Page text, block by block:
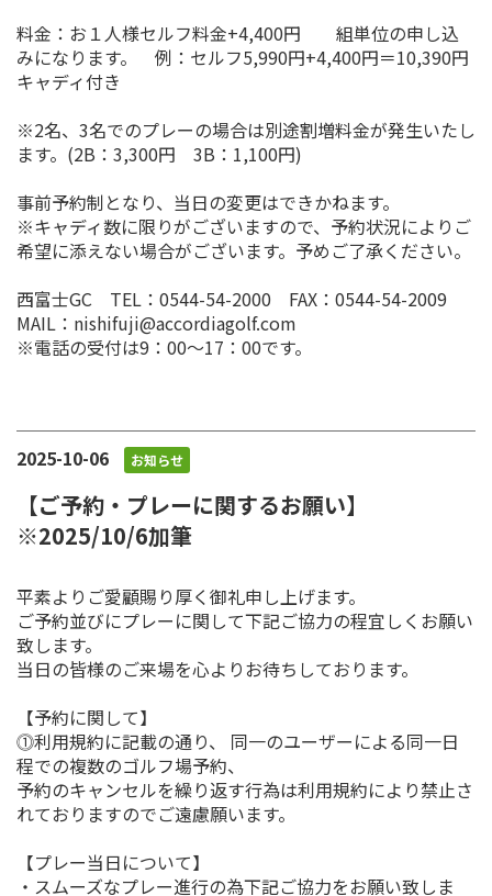
料金：お１人様セルフ料金+4,400円 組単位の申し込
みになります。 例：セルフ5,990円+4,400円＝10,390円
キャディ付き
※2名、3名でのプレーの場合は別途割増料金が発生いたし
ます。(2B：3,300円 3B：1,100円)
事前予約制となり、当日の変更はできかねます。
※キャディ数に限りがございますので、予約状況によりご
希望に添えない場合がございます。予めご了承ください。
西富士GC TEL：0544-54-2000 FAX：0544-54-2009
MAIL：nishifuji@accordiagolf.com
※電話の受付は9：00～17：00です。
2025-10-06 お知らせ
【ご予約・プレーに関するお願い】
※2025/10/6加筆
平素よりご愛顧賜り厚く御礼申し上げます。
ご予約並びにプレーに関して下記ご協力の程宜しくお願い
致します。
当日の皆様のご来場を心よりお待ちしております。
【予約に関して】
⓵利用規約に記載の通り、 同一のユーザーによる同一日
程での複数のゴルフ場予約、
予約のキャンセルを繰り返す行為は利用規約により禁止さ
れておりますのでご遠慮願います。
【プレー当日について】
・スムーズなプレー進行の為下記ご協力をお願い致しま